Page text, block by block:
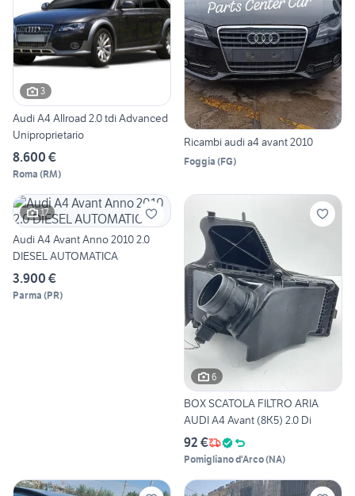
3
Audi A4 Allroad 2.0 tdi Advanced
Uniproprietario
8.600 €
Roma (RM)
Ricambi audi a4 avant 2010
Foggia (FG)
17
Audi A4 Avant Anno 2010 2.0
DIESEL AUTOMATICA
3.900 €
Parma (PR)
6
BOX SCATOLA FILTRO ARIA
AUDI A4 Avant (8K5) 2.0 Di
92 €
Pomigliano d'Arco(NA)